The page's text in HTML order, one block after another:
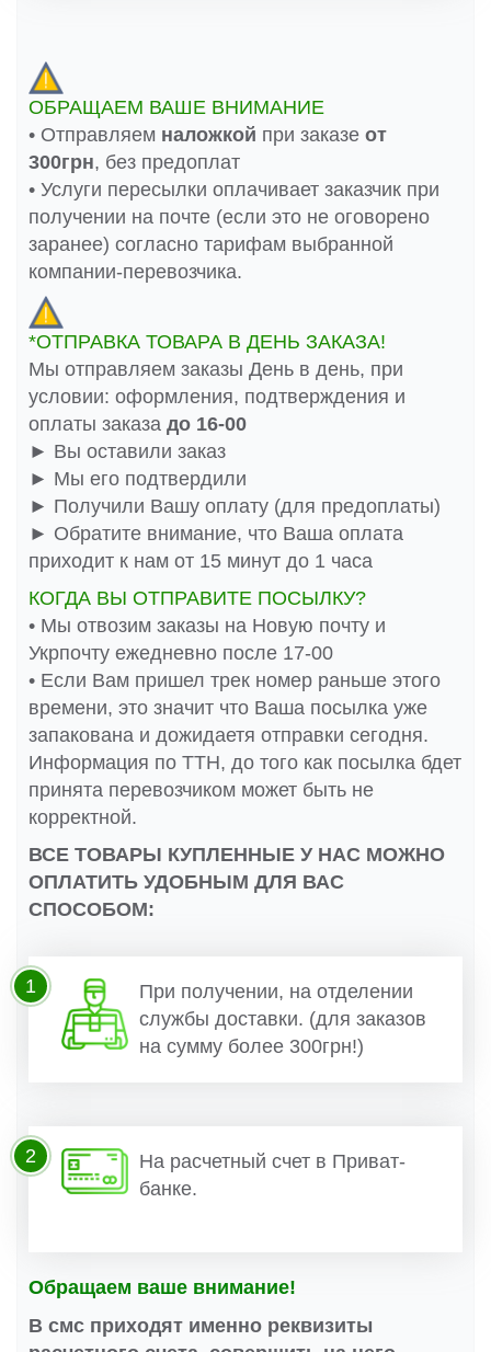
ОБРАЩАЕМ ВАШЕ ВНИМАНИЕ
• Отправляем наложкой при заказе от
300грн, без предоплат
• Услуги пересылки оплачивает заказчик при
получении на почте (если это не оговорено
заранее) согласно тарифам выбранной
компании-перевозчика.
*ОТПРАВКА ТОВАРА В ДЕНЬ ЗАКАЗА!
Мы отправляем заказы День в день, при
условии: оформления, подтверждения и
оплаты заказа до 16-00
► Вы оставили заказ
► Мы его подтвердили
► Получили Вашу оплату (для предоплаты)
► Обратите внимание, что Ваша оплата
приходит к нам от 15 минут до 1 часа
КОГДА ВЫ ОТПРАВИТЕ ПОСЫЛКУ?
• Мы отвозим заказы на Новую почту и
Укрпочту ежедневно после 17-00
• Если Вам пришел трек номер раньше этого
времени, это значит что Ваша посылка уже
запакована и дожидаетя отправки сегодня.
Информация по ТТН, до того как посылка бдет
принята перевозчиком может быть не
корректной.
ВСЕ ТОВАРЫ КУПЛЕННЫЕ У НАС МОЖНО
ОПЛАТИТЬ УДОБНЫМ ДЛЯ ВАС
СПОСОБОМ:
При получении, на отделении
службы доставки. (для заказов
на сумму более 300грн!)
1
На расчетный счет в Приват-
банке.
2
Обращаем ваше внимание!
В смс приходят именно реквизиты